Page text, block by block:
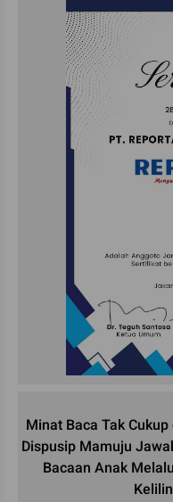
Minat Baca Tak
Dispusip Mamuju
Bacaan Anak